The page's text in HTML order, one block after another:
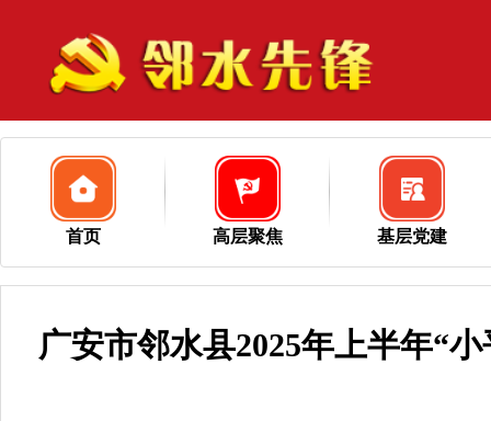
首页 高层聚焦 基层党建
广安市邻水县2025年上半年“